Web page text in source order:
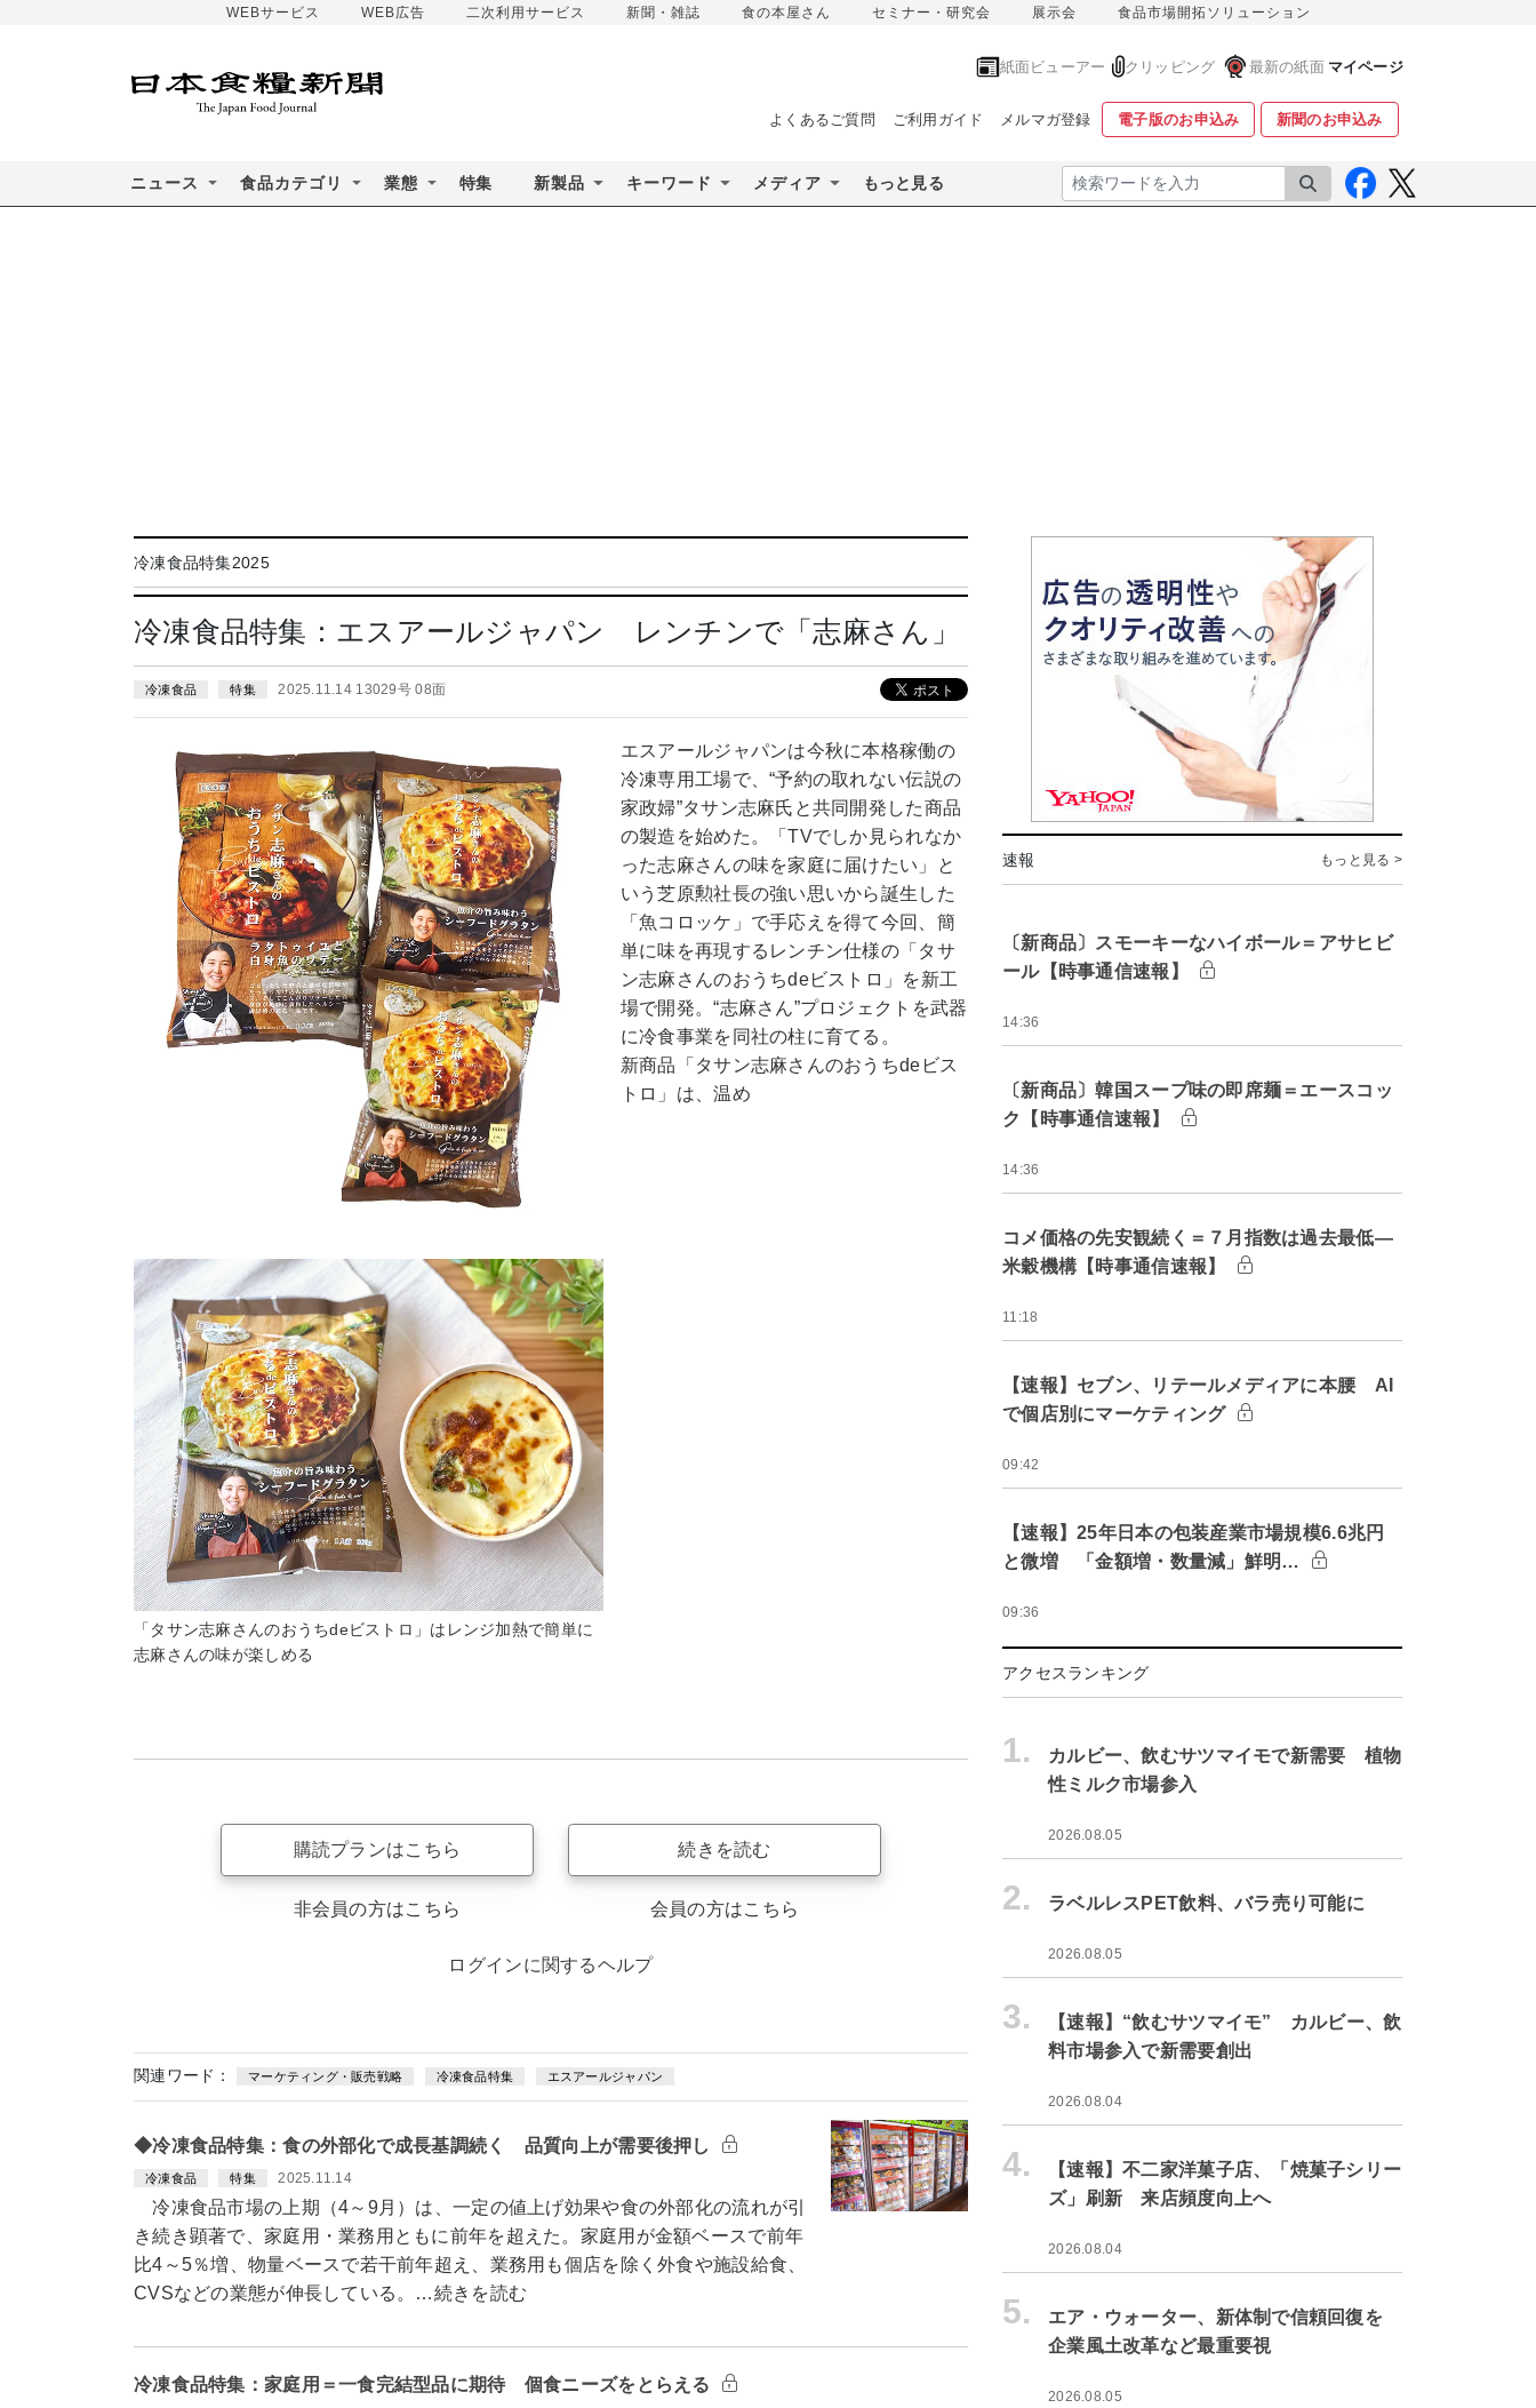
WEBサービス WEB広告 二次利用サービス 新聞・雑誌 食の本屋さん セミナー・研究会 展示会 食品市場開拓ソリューション
紙面ビューアー クリッピング 最新の紙面 マイページ
よくあるご質問 ご利用ガイド メルマガ登録 電子版のお申込み 新聞のお申込み
ニュース 食品カテゴリ 業態 特集 新製品 キーワード メディア もっと見る 検索
冷凍食品特集2025
冷凍食品特集：エスアールジャパン レンチンで「志麻さん」
冷凍食品 特集 2025.11.14 13029号 08面
「タサン志麻さんのおうちdeビストロ」はレンジ加熱で簡単に
志麻さんの味が楽しめる
エスアールジャパンは今秋に本格稼働の
冷凍専用工場で、“予約の取れない伝説の
家政婦”タサン志麻氏と共同開発した商品
の製造を始めた。「TVでしか見られなか
った志麻さんの味を家庭に届けたい」と
いう芝原勲社長の強い思いから誕生した
「魚コロッケ」で手応えを得て今回、簡
単に味を再現するレンチン仕様の「タサ
ン志麻さんのおうちdeビストロ」を新工
場で開発。“志麻さん”プロジェクトを武器
に冷食事業を同社の柱に育てる。
新商品「タサン志麻さんのおうちdeビス
トロ」は、温め
購読プランはこちら
非会員の方はこちら
続きを読む
会員の方はこちら
ログインに関するヘルプ
関連ワード： マーケティング・販売戦略 冷凍食品特集 エスアールジャパン
◆冷凍食品特集：食の外部化で成長基調続く 品質向上が需要後押し
冷凍食品 特集 2025.11.14
冷凍食品市場の上期（4～9月）は、一定の値上げ効果や食の外部化の流れが引
き続き顕著で、家庭用・業務用ともに前年を超えた。家庭用が金額ベースで前年
比4～5％増、物量ベースで若干前年超え、業務用も個店を除く外食や施設給食、
CVSなどの業態が伸長している。…続きを読む
冷凍食品特集：家庭用＝一食完結型品に期待 個食ニーズをとらえる
速報 もっと見る >
〔新商品〕スモーキーなハイボール＝アサヒビ
ール【時事通信速報】
14:36
〔新商品〕韓国スープ味の即席麺＝エースコッ
ク【時事通信速報】
14:36
コメ価格の先安観続く＝７月指数は過去最低―
米穀機構【時事通信速報】
11:18
【速報】セブン、リテールメディアに本腰 AI
で個店別にマーケティング
09:42
【速報】25年日本の包装産業市場規模6.6兆円
と微増 「金額増・数量減」鮮明…
09:36
アクセスランキング
1.
カルビー、飲むサツマイモで新需要 植物
性ミルク市場参入
2026.08.05
2. ラベルレスPET飲料、バラ売り可能に
2026.08.05
3.
【速報】“飲むサツマイモ” カルビー、飲
料市場参入で新需要創出
2026.08.04
4.
【速報】不二家洋菓子店、「焼菓子シリー
ズ」刷新 来店頻度向上へ
2026.08.04
5.
エア・ウォーター、新体制で信頼回復を
企業風土改革など最重要視
2026.08.05